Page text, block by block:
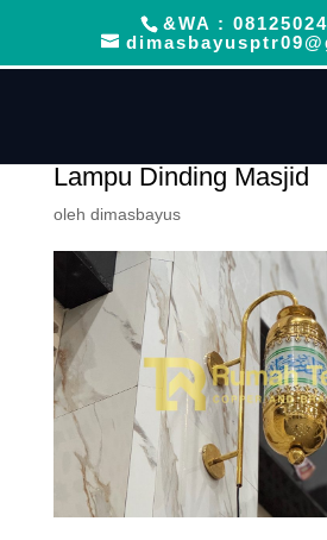
&WA :
Lampu Dinding Masjid
oleh dimasbayus